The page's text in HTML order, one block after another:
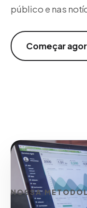
público e nas
Começar
NOSSA